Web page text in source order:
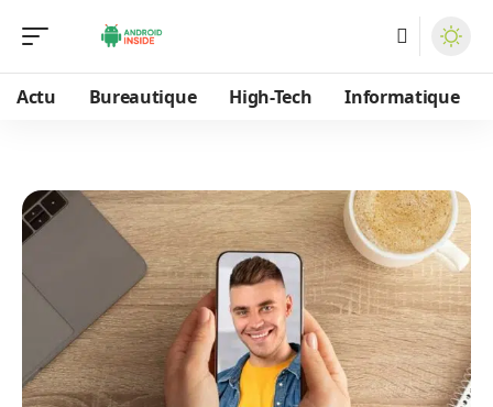
Actu Bureautique High-Tech Informatique